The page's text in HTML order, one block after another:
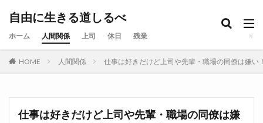
自由に生きる道しるべ
ホーム 人間関係 上司 休日 残業
HOME 人間関係 仕事は好きだけど上司や先輩・職場の同僚は嫌
仕事は好きだけど上司や先輩・職場の同僚は嫌